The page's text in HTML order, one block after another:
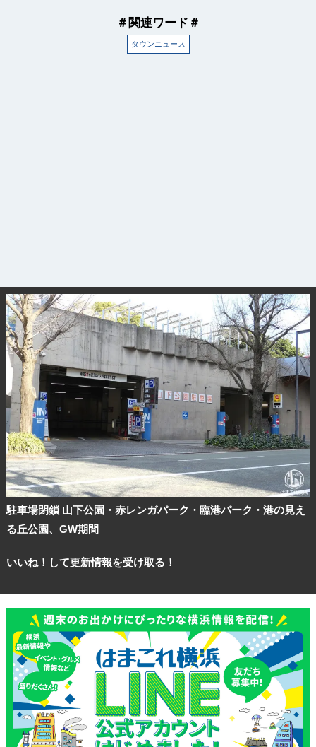
＃関連ワード＃
タウンニュース
駐車場閉鎖 山下公園・赤レンガパーク・臨港パーク・港の見え
る丘公園、GW期間
いいね！して更新情報を受け取る！